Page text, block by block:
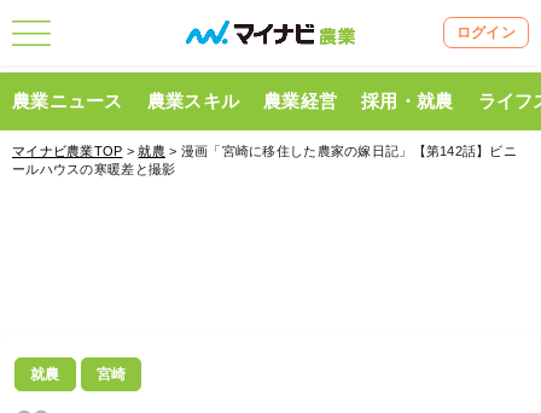
ログイン
農業ニュース 農業スキル 農業経営 採用・就農 ライフ
マイナビ農業TOP >就農 > 漫画「宮崎に移住した農家の嫁日記」【第142話】ビニ
ールハウスの寒暖差と撮影
就農 宮崎